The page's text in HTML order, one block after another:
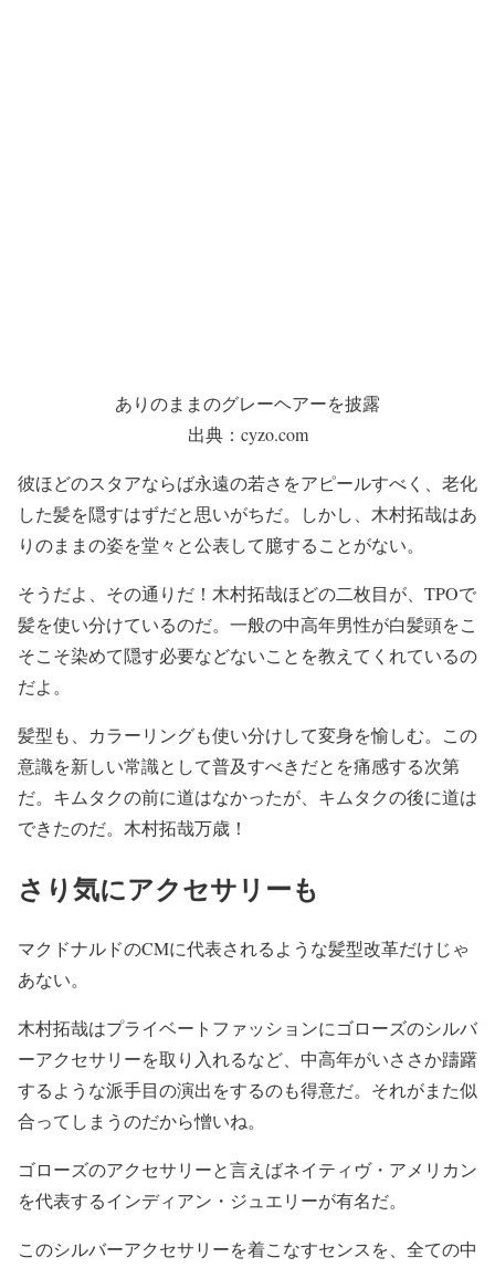
ありのままのグレーヘアーを披露
出典：cyzo.com
彼ほどのスタアならば永遠の若さをアピールすべく、老化
した髪を隠すはずだと思いがちだ。しかし、木村拓哉はあ
りのままの姿を堂々と公表して臆することがない。
そうだよ、その通りだ！木村拓哉ほどの二枚目が、TPOで
髪を使い分けているのだ。一般の中高年男性が白髪頭をこ
そこそ染めて隠す必要などないことを教えてくれているの
だよ。
髪型も、カラーリングも使い分けして変身を愉しむ。この
意識を新しい常識として普及すべきだとを痛感する次第
だ。キムタクの前に道はなかったが、キムタクの後に道は
できたのだ。木村拓哉万歳！
さり気にアクセサリーも
マクドナルドのCMに代表されるような髪型改革だけじゃ
あない。
木村拓哉はプライベートファッションにゴローズのシルバ
ーアクセサリーを取り入れるなど、中高年がいささか躊躇
するような派手目の演出をするのも得意だ。それがまた似
合ってしまうのだから憎いね。
ゴローズのアクセサリーと言えばネイティヴ・アメリカン
を代表するインディアン・ジュエリーが有名だ。
このシルバーアクセサリーを着こなすセンスを、全ての中